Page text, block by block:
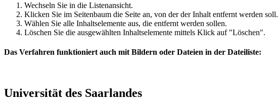
Wechseln Sie in die Listenansicht.
Klicken Sie im Seitenbaum die Seite an, von der der Inhalt entfernt werden soll.
Wählen Sie alle Inhaltselemente aus, die entfernt werden sollen.
Löschen Sie die ausgewählten Inhaltselemente mittels Klick auf "Löschen".
Das Verfahren funktioniert auch mit Bildern oder Dateien in der Dateiliste:
Universität des Saarlandes